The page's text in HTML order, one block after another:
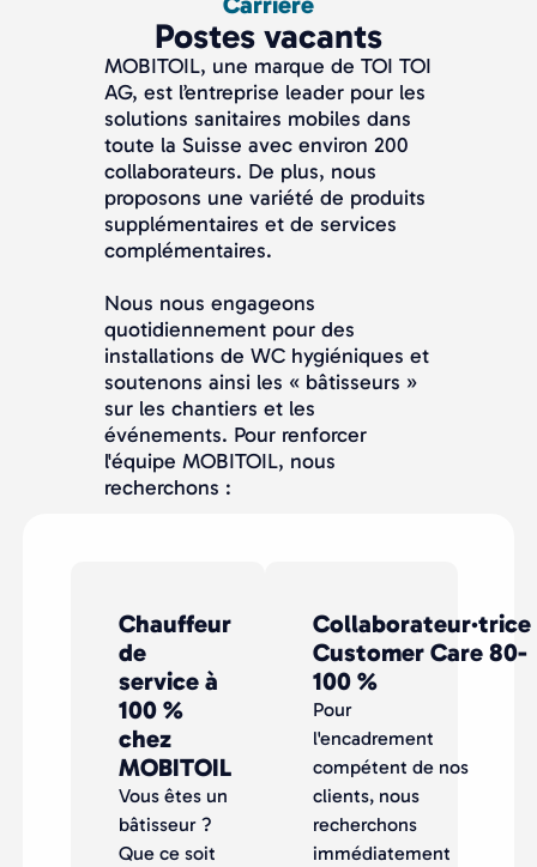
Postes vacants
MOBITOIL, une marque de TOI TOI
AG, est l’entreprise leader pour les
solutions sanitaires mobiles dans
toute la Suisse avec environ 200
collaborateurs. De plus, nous
proposons une variété de produits
supplémentaires et de services
complémentaires.
Nous nous engageons
quotidiennement pour des
installations de WC hygiéniques et
soutenons ainsi les « bâtisseurs »
sur les chantiers et les
événements. Pour renforcer
l'équipe MOBITOIL, nous
recherchons :
Chauffeur
de
service à
100 %
chez
MOBITOIL
Vous êtes un
bâtisseur ?
Que ce soit
Collaborateur·trice
Customer Care 80-
100 %
Pour
l'encadrement
compétent de nos
clients, nous
recherchons
immédiatement